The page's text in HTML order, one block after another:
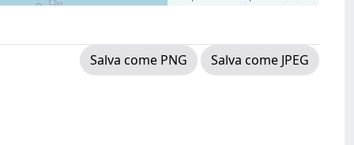
Salva come PNG Salva come JPEG